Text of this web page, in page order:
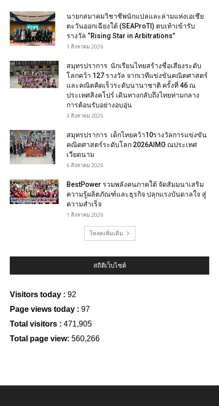
นายกสมาคมวิชาชีพนักแปลและล่ามแห่งเอเชีย
ตะวันออกเฉียงใต้ (SEAProTI) ตบเท้าเข้ารับ
รางวัล “Rising Star in Arbitrations”
1 สิงหาคม 2026
สมุทรปราการ นักเรียนไทยสร้างชื่อเสียงระดับ
โลกคว้า 127 รางวัล จากเวทีแข่งขันคณิตศาสตร์
และคณิตคิดเร็วระดับนานาชาติ ครั้งที่ 46 ณ
ประเทศสิงคโปร์ เดินทางกลับถึงไทยท่ามกลาง
การต้อนรับอย่างอบอุ่น
3 สิงหาคม 2026
สมุทรปราการ เด็กไทยคว้า10รางวัลการแข่งขัน
คณิตศาสตร์ระดับโลก 2026AIMO ณประเทศ
เวียดนาม
6 สิงหาคม 2026
BestPower รวมพลังคนภาคใต้ จัดสัมมนาเสริม
ความรู้ผลิตภัณฑ์และธุรกิจ ปลุกแรงบันดาลใจ สู่
ความสำเร็จ
1 สิงหาคม 2026
โหลดเพิ่มเติม
สถิติเว็บไซต์
Visitors today : 92
Page views today : 97
Total visitors : 471,905
Total page view: 560,266